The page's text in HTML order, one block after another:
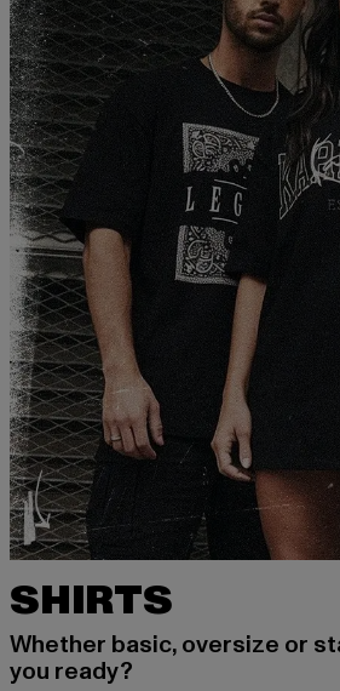
SHIRTS
Whether basic, oversize or
you ready?